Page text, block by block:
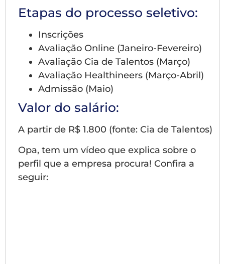
Etapas do processo seletivo:
Inscrições
Avaliação Online (Janeiro-Fevereiro)
Avaliação Cia de Talentos (Março)
Avaliação Healthineers (Março-Abril)
Admissão (Maio)
Valor do salário:
A partir de R$ 1.800 (fonte: Cia de Talentos)
Opa, tem um vídeo que explica sobre o
perfil que a empresa procura! Confira a
seguir: